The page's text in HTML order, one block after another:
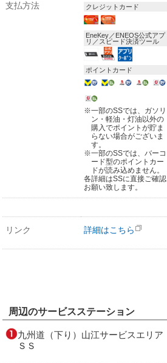
支払方法 クレジットカード
EneKey／ENEOS公式アプ
リ／スピード決済ツール
ポイントカード
※一部のSSでは、ガソリ
ン・軽油・灯油以外の
購入でポイントが貯ま
らない場合がございま
す。
※一部のSSでは、バーコ
ード型のポイントカー
ドが読み込めません。
各詳細はSSに直接ご確認
お願い致します。
リンク 詳細はこちら
周辺のサービスステーション
九州道（下り）山江サービスエリア
ＳＳ